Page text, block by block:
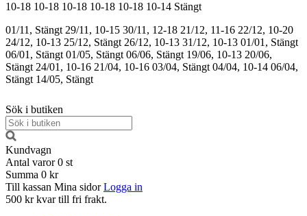
10-18 10-18 10-18 10-18 10-18 10-14 Stängt
01/11, Stängt 29/11, 10-15 30/11, 12-18 21/12, 11-16 22/12, 10-20
24/12, 10-13 25/12, Stängt 26/12, 10-13 31/12, 10-13 01/01, Stängt
06/01, Stängt 01/05, Stängt 06/06, Stängt 19/06, 10-13 20/06,
Stängt 24/01, 10-16 21/04, 10-16 03/04, Stängt 04/04, 10-14 06/04,
Stängt 14/05, Stängt
Sök i butiken
Kundvagn
Antal varor 0 st
Summa 0 kr
Till kassan Mina sidor Logga in
500 kr kvar till fri frakt.